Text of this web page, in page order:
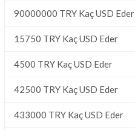
90000000 TRY Kaç USD Eder
15750 TRY Kaç USD Eder
4500 TRY Kaç USD Eder
42500 TRY Kaç USD Eder
433000 TRY Kaç USD Eder